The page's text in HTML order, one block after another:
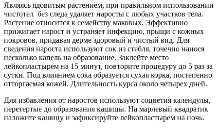
Являясь ядовитым растением, при правильном использовании
чистотел без следа удаляет наросты с любых участков тела.
Растение относится к семейству маковых. Эффективно
прижигает нарост и устраняет инфекцию, прыщи с кожных
покровов, придавая дерме здоровый и чистый вид. Для
сведения нароста используют сок из стебля, точечно нанося
несколько капель на образование. Заклейте место
лейкопластырем на 15 минут, повторите процедуру до 5 раз за
сутки. Под влиянием сока образуется сухая корка, постепенно
отторгаемая кожей. Длительность курса около четырех дней.
Для избавления от наростов используют соцветия календулы,
перетертые до образования кашицы. На марлевый квадратик
наложите кашицу и зафиксируйте лейкопластырем на ночь.